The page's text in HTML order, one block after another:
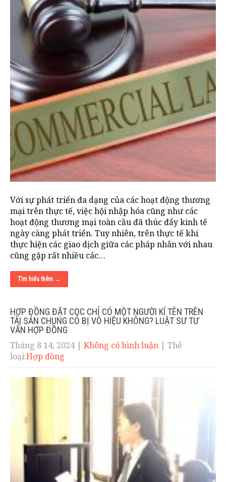
Với sự phát triển đa dạng của các hoạt động thương
mại trên thực tế, việc hội nhập hóa cũng như các
hoạt động thương mại toàn cầu đã thúc đẩy kinh tế
ngày càng phát triển. Tuy nhiên, trên thực tế khi
thực hiện các giao dịch giữa các pháp nhân với nhau
cũng gặp rất nhiều các…
Tìm hiểu thêm →
HỢP ĐỒNG ĐẶT CỌC CHỈ CÓ MỘT NGƯỜI KÍ TÊN TRÊN
TÀI SẢN CHUNG CÓ BỊ VÔ HIỆU KHÔNG? LUẬT SƯ TƯ
VẤN HỢP ĐỒNG
Tháng 8 14, 2024 | Không có bình luận | Thể
loại:Hợp đồng